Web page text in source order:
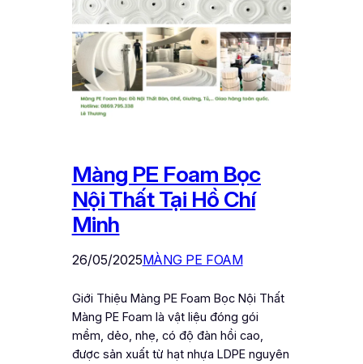
Màng PE Foam Bọc
Nội Thất Tại Hồ Chí
Minh
26/05/2025MÀNG PE FOAM
Giới Thiệu Màng PE Foam Bọc Nội Thất
Màng PE Foam là vật liệu đóng gói
mềm, dẻo, nhẹ, có độ đàn hồi cao,
được sản xuất từ hạt nhựa LDPE nguyên